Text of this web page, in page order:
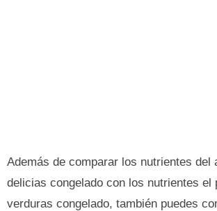
Además de comparar los nutrientes del
delicias congelado con los nutrientes el
verduras congelado, también puedes